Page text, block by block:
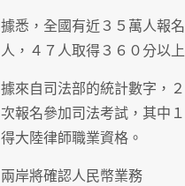
據悉，全國有近３５萬人報
人，４７人取得３６０分以
據來自司法部的統計數字，
次報名參加司法考試，其中
得大陸律師職業資格。
兩岸將確認人民幣業務